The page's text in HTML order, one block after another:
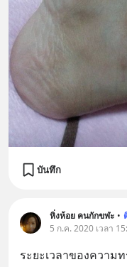
บันทึก
หิ่งห้อย คนกักขฬะ •
5 ก.ค. 2020 เวลา
ระยะเวลาของความ